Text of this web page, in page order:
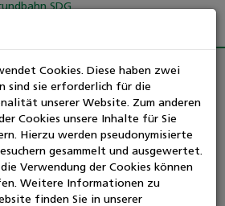
Cookies. Diese haben zwei
sind sie erforderlich für die
unserer Website. Zum anderen
Cookies unsere Inhalte für Sie
Hierzu werden pseudonymisierte
gesammelt und ausgewertet.
Verwendung der Cookies können
Weitere Informationen zu
finden Sie in unserer